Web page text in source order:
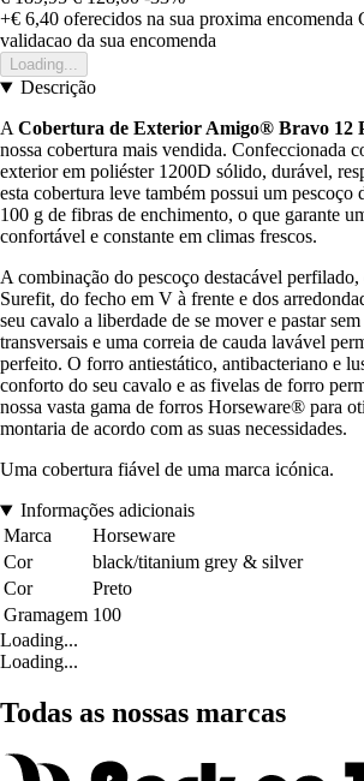
+€ 6,40 oferecidos na sua proxima encomenda
validacao da sua encomenda
Loading...
Descrição
A Cobertura de Exterior Amigo® Bravo 12
nossa cobertura mais vendida. Confeccionada
exterior em poliéster 1200D sólido, durável,
esta cobertura leve também possui um pescoço
100 g de fibras de enchimento, o que garante
confortável e constante em climas frescos.
A combinação do pescoço destacável perfilado,
Surefit, do fecho em V à frente e dos
seu cavalo a liberdade de se mover e pastar
transversais e uma correia de cauda lavável
perfeito. O forro antiestático, antibacteriano e
conforto do seu cavalo e as fivelas de forro
nossa vasta gama de forros Horseware® para
montaria de acordo com as suas necessidades.
Uma cobertura fiável de uma marca icónica.
Informações adicionais
Marca
Horseware
Cor
black/titanium grey & silver
Cor
Preto
Gramagem 100
Loading...
Loading...
Todas as nossas marcas